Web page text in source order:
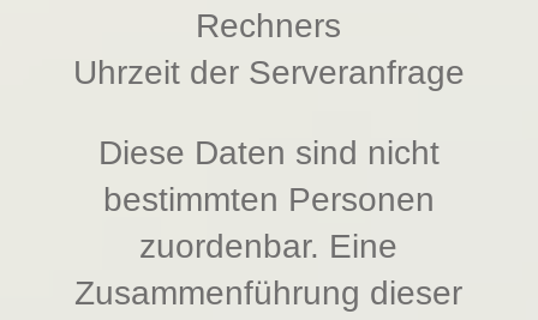
Rechners
Uhrzeit der Serveranfrage
Diese Daten sind nicht
bestimmten Personen
zuordenbar. Eine
Zusammenführung dieser